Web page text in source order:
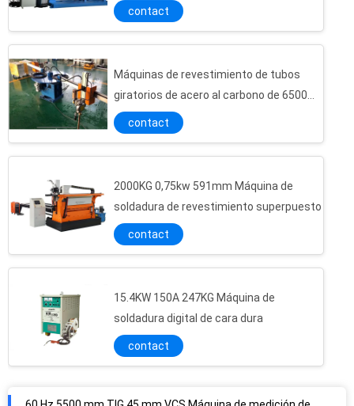
contact
Máquinas de revestimiento de tubos
giratorios de acero al carbono de 6500
mm
contact
2000KG 0,75kw 591mm Máquina de
soldadura de revestimiento superpuesto
contact
15.4KW 150A 247KG Máquina de
soldadura digital de cara dura
contact